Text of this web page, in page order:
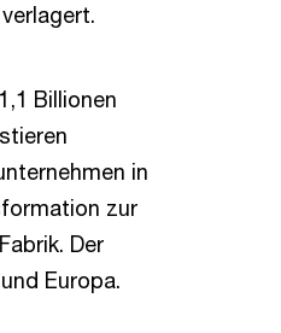
Billionen
in
zur
Der
Europa.